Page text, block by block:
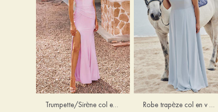
Trumpette/Sirène col en v jersey ras du sol robe de demoiselle d'honneur Robe trapèze col en v mousseline ras du sol robe de demoiselle d'honneur